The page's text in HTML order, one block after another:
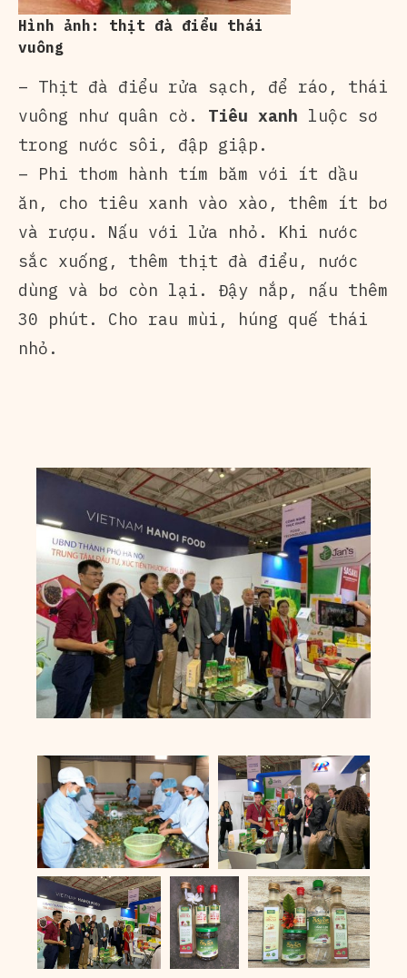
Hình ảnh: thịt đà điểu thái
vuông
– Thịt đà điểu rửa sạch, để ráo, thái
vuông như quân cờ. Tiêu xanh luộc sơ
trong nước sôi, đập giập.
– Phi thơm hành tím băm với ít dầu
ăn, cho tiêu xanh vào xào, thêm ít bơ
và rượu. Nấu với lửa nhỏ. Khi nước
sắc xuống, thêm thịt đà điểu, nước
dùng và bơ còn lại. Đậy nắp, nấu thêm
30 phút. Cho rau mùi, húng quế thái
nhỏ.